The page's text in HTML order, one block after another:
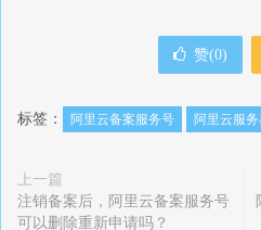
赞(0)
标签： 阿里云备案服务号 阿里云服务
上一篇
注销备案后，阿里云备案服务号
可以删除重新申请吗？